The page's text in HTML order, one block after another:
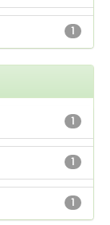
1
1
1
1